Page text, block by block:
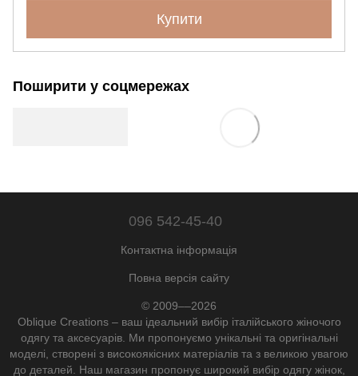
Купити
Поширити у соцмережах
096 542-45-40
Контактна інформація
Повна версія сайту
© 2009––2026
Oblique Creations – ваш ідеальний вибір італійського жіночого
одягу та аксесуарів. Ми пропонуємо унікальні та оригінальні
моделі, створені з високоякісних матеріалів та з великою увагою
до деталей. Наш магазин пропонує широкий вибір одягу жінок,